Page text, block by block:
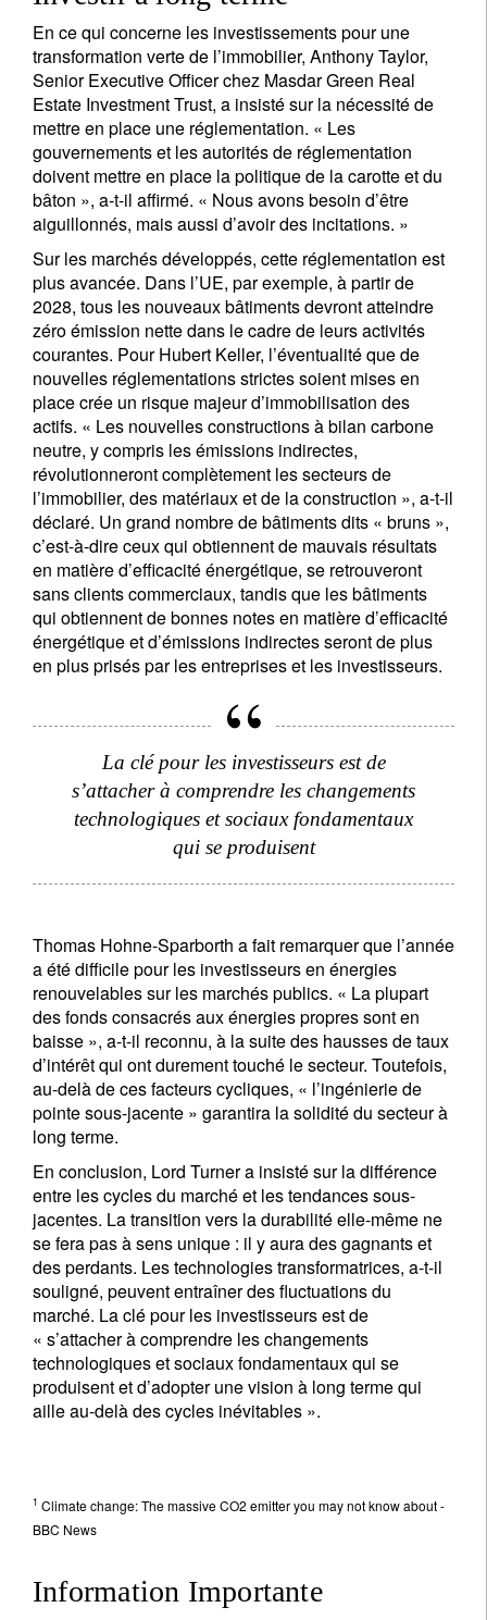
En ce qui concerne les investissements pour une
transformation verte de l’immobilier, Anthony Taylor,
Senior Executive Officer chez Masdar Green Real
Estate Investment Trust, a insisté sur la nécessité de
mettre en place une réglementation. « Les
gouvernements et les autorités de réglementation
doivent mettre en place la politique de la carotte et du
bâton », a-t-il affirmé. « Nous avons besoin d’être
aiguillonnés, mais aussi d’avoir des incitations. »
Sur les marchés développés, cette réglementation est
plus avancée. Dans l’UE, par exemple, à partir de
2028, tous les nouveaux bâtiments devront atteindre
zéro émission nette dans le cadre de leurs activités
courantes. Pour Hubert Keller, l’éventualité que de
nouvelles réglementations strictes soient mises en
place crée un risque majeur d’immobilisation des
actifs. « Les nouvelles constructions à bilan carbone
neutre, y compris les émissions indirectes,
révolutionneront complètement les secteurs de
l’immobilier, des matériaux et de la construction », a-t-il
déclaré. Un grand nombre de bâtiments dits « bruns »,
c’est-à-dire ceux qui obtiennent de mauvais résultats
en matière d’efficacité énergétique, se retrouveront
sans clients commerciaux, tandis que les bâtiments
qui obtiennent de bonnes notes en matière d’efficacité
énergétique et d’émissions indirectes seront de plus
en plus prisés par les entreprises et les investisseurs.
La clé pour les investisseurs est de
s’attacher à comprendre les changements
technologiques et sociaux fondamentaux
qui se produisent
Thomas Hohne-Sparborth a fait remarquer que l’année
a été difficile pour les investisseurs en énergies
renouvelables sur les marchés publics. « La plupart
des fonds consacrés aux énergies propres sont en
baisse », a-t-il reconnu, à la suite des hausses de taux
d’intérêt qui ont durement touché le secteur. Toutefois,
au-delà de ces facteurs cycliques, « l’ingénierie de
pointe sous-jacente » garantira la solidité du secteur à
long terme.
En conclusion, Lord Turner a insisté sur la différence
entre les cycles du marché et les tendances sous-
jacentes. La transition vers la durabilité elle-même ne
se fera pas à sens unique : il y aura des gagnants et
des perdants. Les technologies transformatrices, a-t-il
souligné, peuvent entraîner des fluctuations du
marché. La clé pour les investisseurs est de
« s’attacher à comprendre les changements
technologiques et sociaux fondamentaux qui se
produisent et d’adopter une vision à long terme qui
aille au-delà des cycles inévitables ».
1 Climate change: The massive CO2 emitter you may not know about -
BBC News
Information Importante